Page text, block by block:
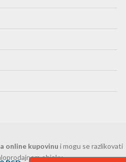
online kupovinu i mogu se razlikovati
objeku.
- +